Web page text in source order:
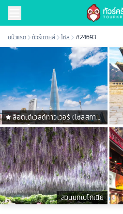
หน้าแรก ทัวร์เกาหลี โซล #24693
ล๊อตเต้เวิลด์ทาวเวอร์ (โซลสกาย
ทาวเวอร์)
สวนนกเบโกเนีย